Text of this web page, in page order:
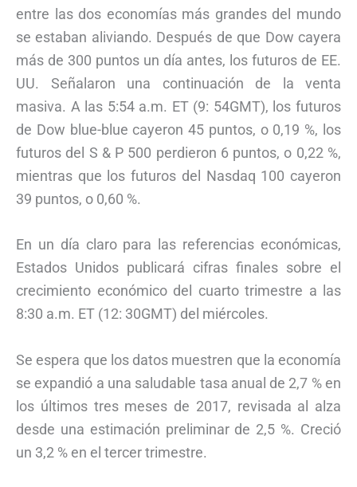
entre las dos economías más grandes del mundo
se estaban aliviando. Después de que Dow cayera
más de 300 puntos un día antes, los futuros de EE.
UU. Señalaron una continuación de la venta
masiva. A las 5:54 a.m. ET (9: 54GMT), los futuros
de Dow blue-blue cayeron 45 puntos, o 0,19 %, los
futuros del S & P 500 perdieron 6 puntos, o 0,22 %,
mientras que los futuros del Nasdaq 100 cayeron
39 puntos, o 0,60 %.
En un día claro para las referencias económicas,
Estados Unidos publicará cifras finales sobre el
crecimiento económico del cuarto trimestre a las
8:30 a.m. ET (12: 30GMT) del miércoles.
Se espera que los datos muestren que la economía
se expandió a una saludable tasa anual de 2,7 % en
los últimos tres meses de 2017, revisada al alza
desde una estimación preliminar de 2,5 %. Creció
un 3,2 % en el tercer trimestre.